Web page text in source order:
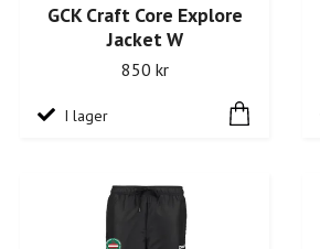
GCK Craft Core Explore
Jacket W
850 kr
I lager